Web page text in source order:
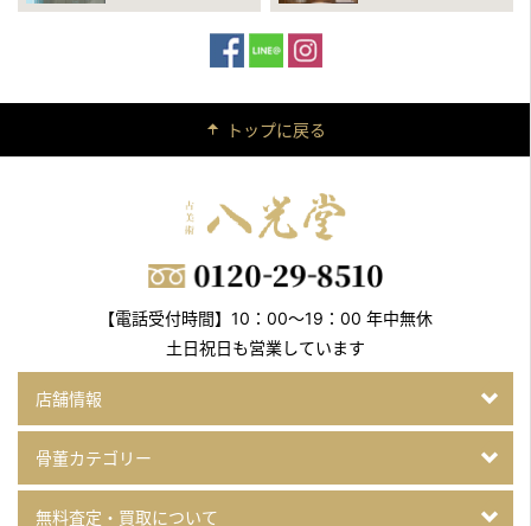
トップに戻る
【電話受付時間】10：00～19：00 年中無休
土日祝日も営業しています
店舗情報
骨董カテゴリー
無料査定・買取について